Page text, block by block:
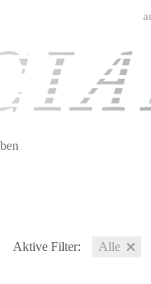
Aktive Filter: Alle